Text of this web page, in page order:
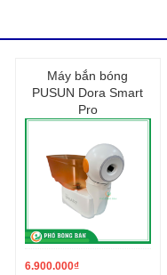
Máy bắn bóng
PUSUN Dora Smart
Pro
6.900.000₫